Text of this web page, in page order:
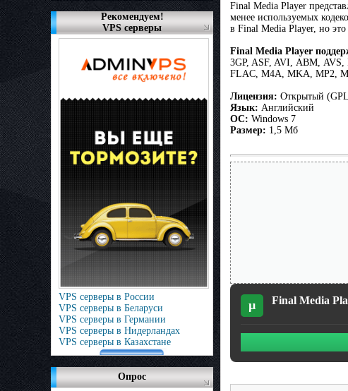
Рекомендуем!
VPS серверы
VPS серверы в России
VPS серверы в Беларуси
VPS серверы в Германии
VPS серверы в Нидерландах
VPS серверы в Казахстане
Опрос
Final Media Player
менее используемых
в Final Media Player, но
Final Media Player
3GP, ASF, AVI, АВМ,
FLAC, M4A, MKA, MP2,
Лицензия: Открытый
Язык: Английский
ОС: Windows 7
Размер: 1,5 Мб
µ Final Media